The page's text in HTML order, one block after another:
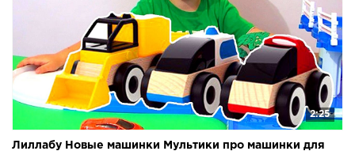
2:25
Лиллабу Новые машинки Мультики про машинки для